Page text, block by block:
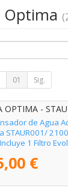
Optima
01 Sig.
OPTIMA -
de Agua
STAUR001/
1 Filtro
€